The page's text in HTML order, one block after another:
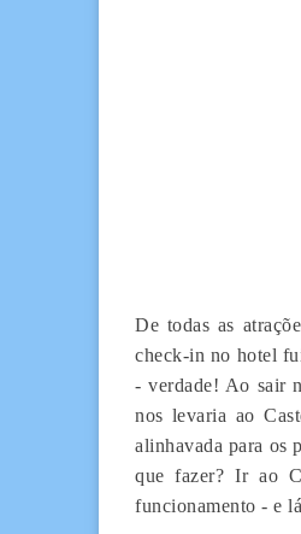
De todas as
check-in no hotel
- verdade! Ao sair
nos levaria ao
alinhavada para os
que fazer? Ir ao
funcionamento - e